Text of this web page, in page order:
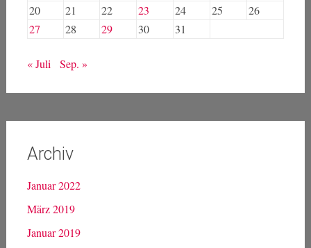
20
21 22 23 24 25
26
27
28 29 30 31
« Juli Sep. »
Archiv
Januar 2022
März 2019
Januar 2019